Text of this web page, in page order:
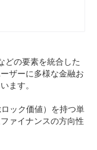
どの要素を統合した
ザーに多様な金融お
ます。
ック価値）を持つ単
ァイナンスの方向性